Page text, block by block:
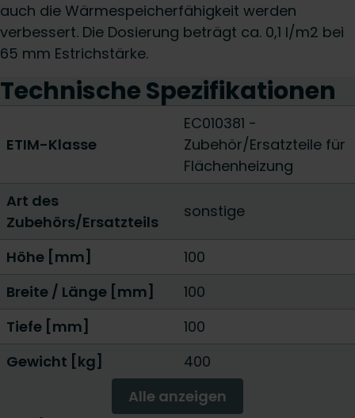
auch die Wärmespeicherfähigkeit werden
verbessert. Die Dosierung beträgt ca. 0,1 l/m2 bei
65 mm Estrichstärke.
Technische Spezifikationen
ETIM-Klasse
EC010381 -
Zubehör/Ersatzteile für
Flächenheizung
Art des
Zubehörs/Ersatzteils
sonstige
Höhe [mm]
100
Breite / Länge [mm]
100
Tiefe [mm]
100
Gewicht [kg]
400
Alle anzeigen